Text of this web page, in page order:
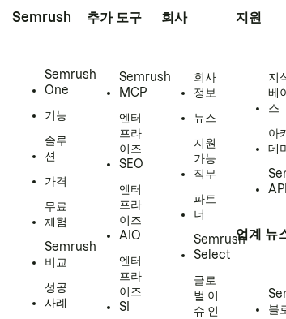
Semrush
Semrush
One
기능
솔루
션
가격
무료
체험
Semrush
비교
성공
사례
추가 도구
Semrush
MCP
엔터
프라
이즈
SEO
엔터
프라
이즈
AIO
엔터
프라
이즈
SI
회사
회사
정보
뉴스
지원
가능
직무
파트
너
Semrush
Select
글로
벌 이
슈 인
지원
지
베
스
아
데
업계 뉴
블